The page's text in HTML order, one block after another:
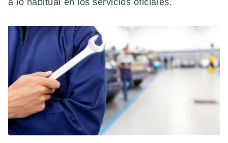
a lo habitual en los servicios oficiales.